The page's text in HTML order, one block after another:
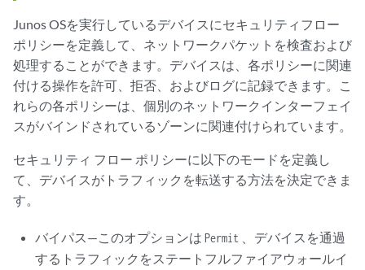
Junos OSを実行しているデバイスにセキュリティフロー
ポリシーを定義して、ネットワークパケットを検査および
処理することができます。デバイスは、各ポリシーに関連
付ける操作を許可、拒否、およびログに記録できます。こ
れらの各ポリシーは、個別のネットワークインターフェイ
スがバインドされているゾーンに関連付けられています。
セキュリティ フロー ポリシーに以下のモードを定義し
て、デバイスがトラフィックを転送する方法を決定できま
す。
バイパス—このオプションはPermit 、デバイスを通過
するトラフィックをステートフルファイアウォールイ